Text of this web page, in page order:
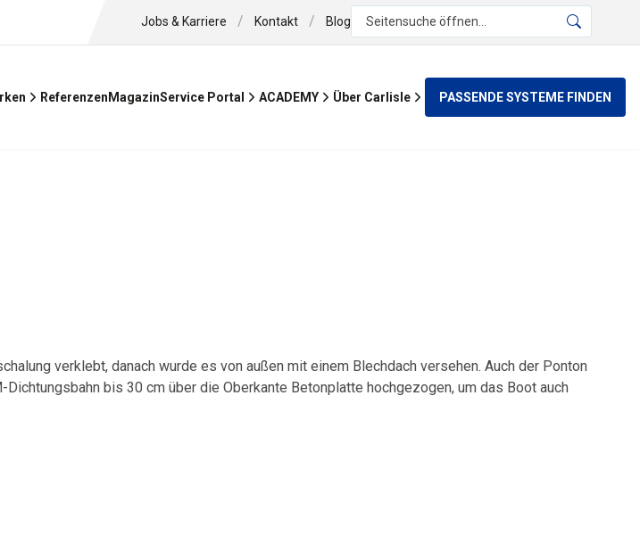
Jobs & Karriere / Kontakt / Blog Seitensuche öffnen...
Referenzen MagazinService Portal ACADEMY Über Carlisle PASSENDE SYSTEME FINDEN
verklebt, danach wurde es von außen mit einem Blechdach versehen. Auch der Ponton
bis 30 cm über die Oberkante Betonplatte hochgezogen, um das Boot auch